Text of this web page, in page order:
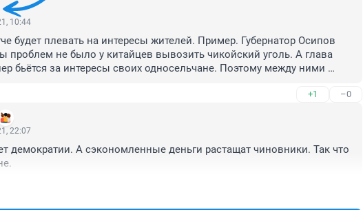
10:44
будет плевать на интересы жителей. Пример. Губернатор Осипов
проблем не было у китайцев вывозить чикойский уголь. А глава
бьётся за интересы своих односельчане. Поэтому между ними
А мы будем на положении аборигенов в 21 веке, когда колоний
+1 –0
22:07
демократии. А сэкономленные деньги растащат чиновники. Так что